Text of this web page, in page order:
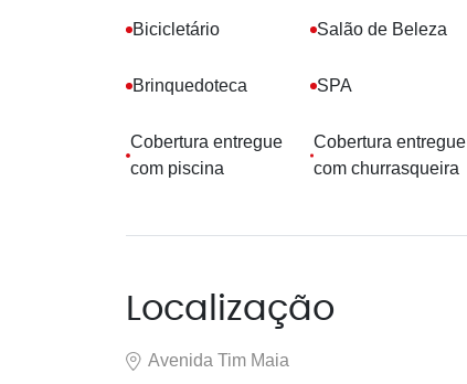
Bicicletário Salão de Beleza
Brinquedoteca SPA
Cobertura entregue
com piscina
Cobertura entregue
com churrasqueira
Localização
Avenida Tim Maia